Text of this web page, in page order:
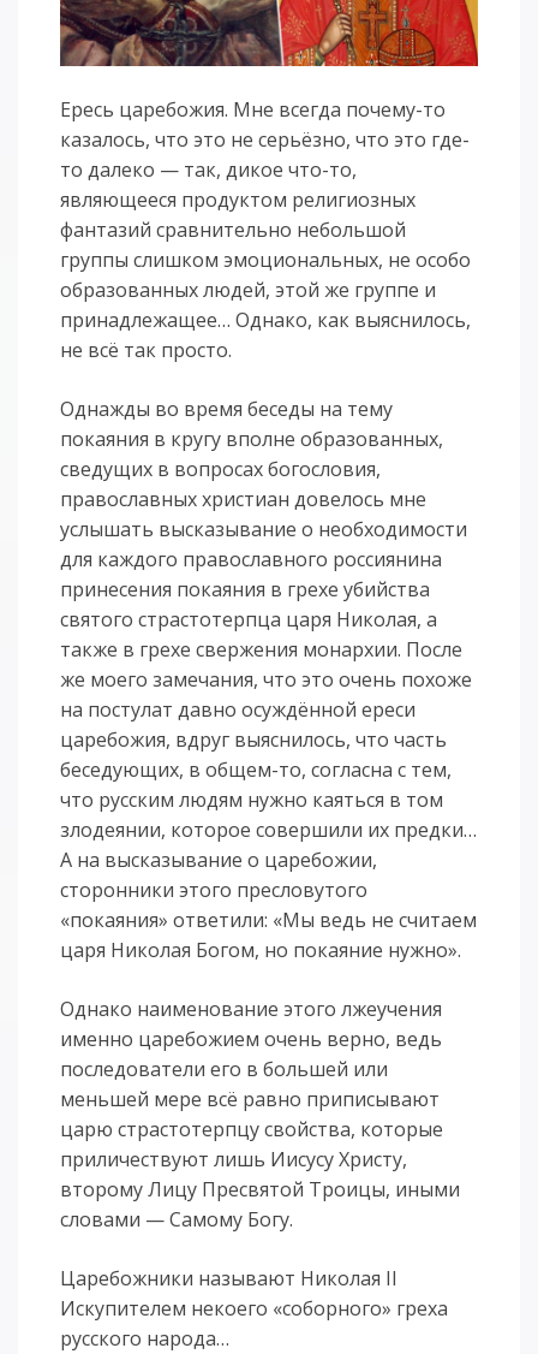
Ересь царебожия. Мне всегда почему-то
казалось, что это не серьёзно, что это где-
то далеко — так, дикое что-то,
являющееся продуктом религиозных
фантазий сравнительно небольшой
группы слишком эмоциональных, не особо
образованных людей, этой же группе и
принадлежащее… Однако, как выяснилось,
не всё так просто.
Однажды во время беседы на тему
покаяния в кругу вполне образованных,
сведущих в вопросах богословия,
православных христиан довелось мне
услышать высказывание о необходимости
для каждого православного россиянина
принесения покаяния в грехе убийства
святого страстотерпца царя Николая, а
также в грехе свержения монархии. После
же моего замечания, что это очень похоже
на постулат давно осуждённой ереси
царебожия, вдруг выяснилось, что часть
беседующих, в общем-то, согласна с тем,
что русским людям нужно каяться в том
злодеянии, которое совершили их предки…
А на высказывание о царебожии,
сторонники этого пресловутого
«покаяния» ответили: «Мы ведь не считаем
царя Николая Богом, но покаяние нужно».
Однако наименование этого лжеучения
именно царебожием очень верно, ведь
последователи его в большей или
меньшей мере всё равно приписывают
царю страстотерпцу свойства, которые
приличествуют лишь Иисусу Христу,
второму Лицу Пресвятой Троицы, иными
словами — Самому Богу.
Царебожники называют Николая II
Искупителем некоего «соборного» греха
русского народа…